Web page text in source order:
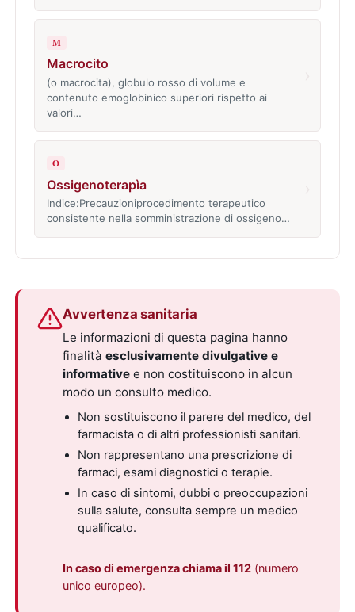
M
Macrocito
(o macrocita), globulo rosso di volume e
contenuto emoglobinico superiori rispetto ai
valori…
O
Ossigenoterapìa
Indice:Precauzioniprocedimento terapeutico
consistente nella somministrazione di ossigeno…
Avvertenza sanitaria
Le informazioni di questa pagina hanno
finalitàesclusivamente divulgative e
informative e non costituiscono in alcun
modo un consulto medico.
Non sostituiscono il parere del medico, del
farmacista o di altri professionisti sanitari.
Non rappresentano una prescrizione di
farmaci, esami diagnostici o terapie.
In caso di sintomi, dubbi o preoccupazioni
sulla salute, consulta sempre un medico
qualificato.
In caso di emergenza chiama il 112 (numero
unico europeo).